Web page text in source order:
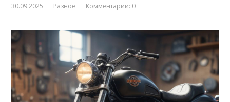
30.09.2025 Разное Комментарии: 0